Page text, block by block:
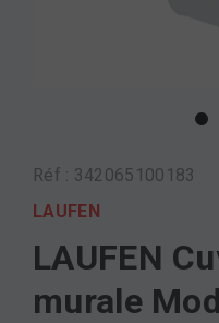
Réf : 342065100183
LAUFEN
LAUFEN
murale